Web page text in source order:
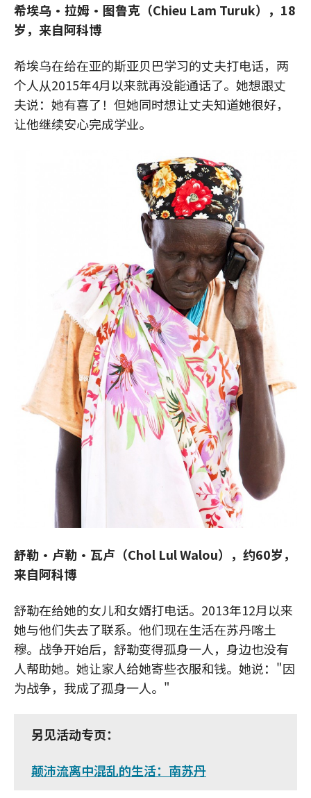
希埃乌·拉姆·图鲁克（Chieu Lam Turuk），18
岁，来自阿科博
希埃乌在给在亚的斯亚贝巴学习的丈夫打电话，两
个人从2015年4月以来就再没能通话了。她想跟丈
夫说：她有喜了！但她同时想让丈夫知道她很好，
让他继续安心完成学业。
舒勒·卢勒·瓦卢（Chol Lul Walou），约60岁，
来自阿科博
舒勒在给她的女儿和女婿打电话。2013年12月以来
她与他们失去了联系。他们现在生活在苏丹喀土
穆。战争开始后，舒勒变得孤身一人，身边也没有
人帮助她。她让家人给她寄些衣服和钱。她说："因
为战争，我成了孤身一人。"
另见活动专页：
颠沛流离中混乱的生活：南苏丹